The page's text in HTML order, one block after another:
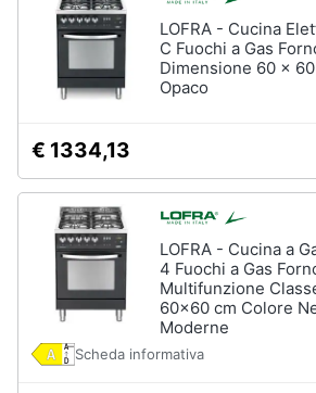
LOFRA - Cucina
C Fuochi a Gas
Dimensione 60 x
Opaco
€ 1334,13
LOFRA - Cucina a
4 Fuochi a Gas
Multifunzione
60x60 cm Colore
Moderne
Scheda informativa